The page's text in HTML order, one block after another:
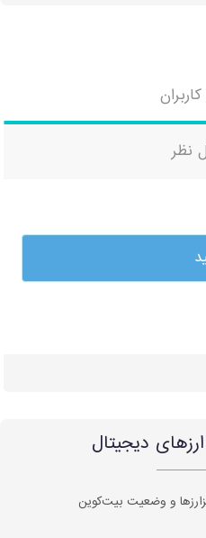
نظر
دیجیتال
و وضعیت بیت‌کوین